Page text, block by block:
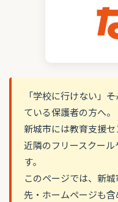
「学校に行けない」
ている保護者の方へ。
新城市には教育支援セ
近隣のフリースクー
す。
このページでは、新
先・ホームページも含